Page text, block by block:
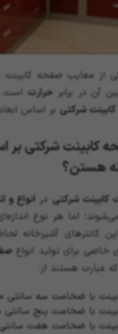
از معایب صفحه
آن در برابر حرارت
شرکتی بر اساس
کابینت شرکتی بر
هستن؟
کابینت شرکتی در انواع و
اما هر نوع
کانترهای آشپزخانه
خاصی برای تولید انواع
عبارت‌ هستند از:
با ضخامت سه سانتی
با ضخامت پنج سانتی
با ضخامت هفت